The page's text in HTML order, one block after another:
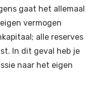
gaat het allemaal
vermogen
alle reserves
In dit geval heb je
naar het eigen